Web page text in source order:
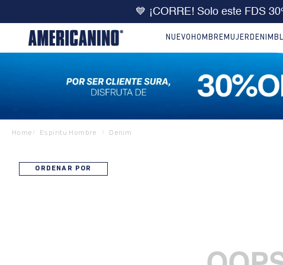
💙 ¡CORRE! Solo este FDS
NUEVO HOMBRE MUJER DENIM
Home / Espíritu Hombre / Denim
ORDENAR POR